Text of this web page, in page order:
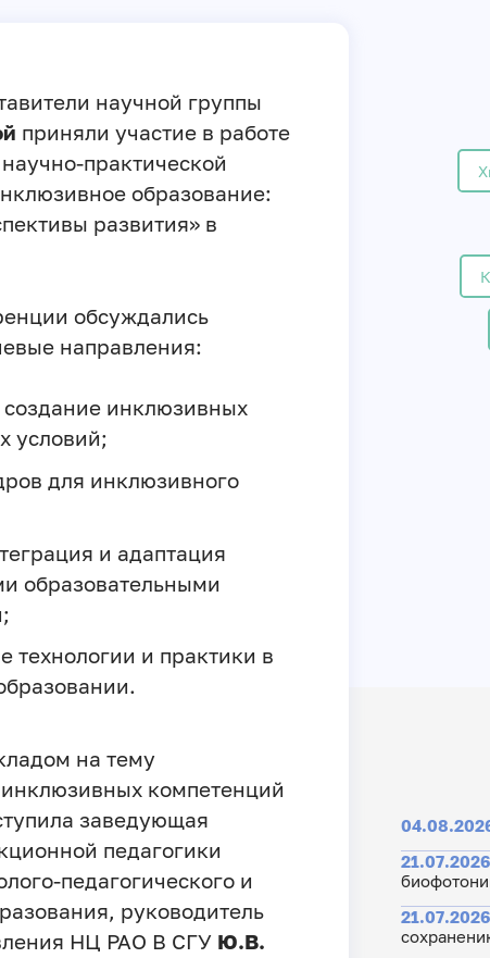
научной группы
приняли участие в работе
практической
образование:
развития» в
обсуждались
направления:
инклюзивных
условий;
для инклюзивного
и адаптация
образовательными
технологии и практики в
на тему
компетенций
заведующая
педагогики
педагогического и
руководитель
НЦ РАО В СГУ Ю.В.